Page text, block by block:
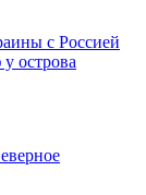
с Россией
острова